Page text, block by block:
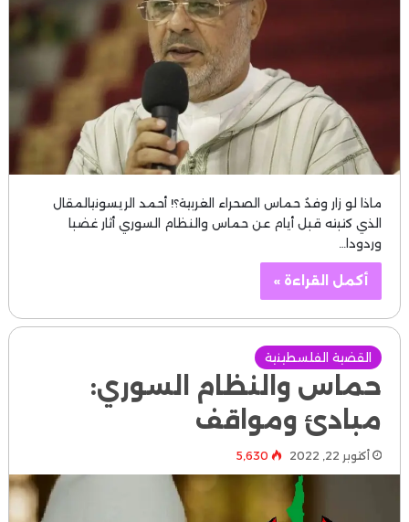
ماذا لو زار وفدُ حماس الصحراء الغربية؟! أحمد الريسونيالمقال
الذي كتبته قبل أيام عن حماس والنظام السوري أثار غضبا
وردودا…
أكمل القراءة »
القضية الفلسطينية
حماس والنظام السوري:
مبادئ ومواقف
أكتوبر 22, 2022 5٬630